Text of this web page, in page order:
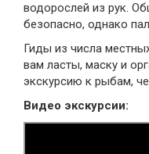
водорослей из рук.
безопасно, однако
Гиды из числа
вам ласты, маску и
экскурсию к рыбам,
Видео экскурсии: